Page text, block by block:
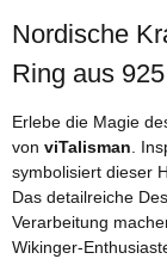
Nordische
Ring aus
Erlebe die Magie
von viTalisman .
symbolisiert dieser
Das detailreiche
Verarbeitung
Wikinger-